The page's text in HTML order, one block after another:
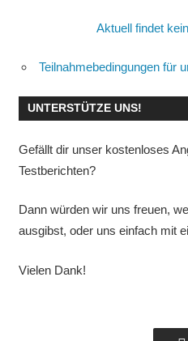
Aktuell findet
Teilnahmebedingungen für
UNTERSTÜTZE UNS!
Gefällt dir unser kostenloses
Testberichten?
Dann würden wir uns freuen,
ausgibst, oder uns einfach mit
Vielen Dank!